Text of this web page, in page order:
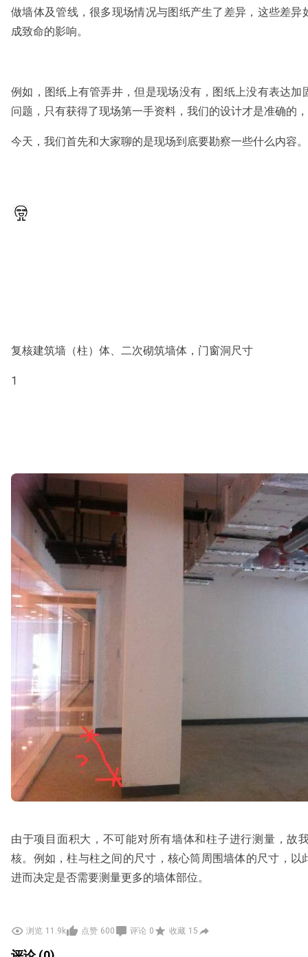
做墙体及管线，很多现场情况与图纸产生了差异，这些差
成致命的影响。
例如，图纸上有管弄井，但是现场没有，图纸上没有表达
问题，只有获得了现场第一手资料，我们的设计才是准确的
今天，我们首先和大家聊的是现场到底要勘察一些什么内容。
复核建筑墙（柱）体、二次砌筑墙体，门窗洞尺寸
1
由于项目面积大，不可能对所有墙体和柱子进行测量，故
核。例如，柱与柱之间的尺寸，核心筒周围墙体的尺寸，以
进而决定是否需要测量更多的墙体部位。
浏览 11.9k 点赞 600 评论 0 收藏 15